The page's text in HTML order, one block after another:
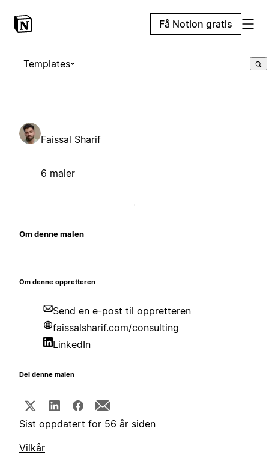
Få Notion gratis
Templates
Faissal Sharif
6 maler
Om denne malen
Om denne oppretteren
Send en e-post til oppretteren
faissalsharif.com/consulting
LinkedIn
Del denne malen
Sist oppdatert for 56 år siden
Vilkår